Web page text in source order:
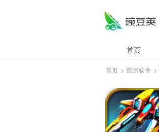
首页
首页 > 应用软件 >